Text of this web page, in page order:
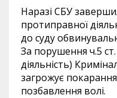
Наразі СБУ
протиправної
до суду
За порушення ч.5
діяльність)
загрожує покарання
позбавлення волі.